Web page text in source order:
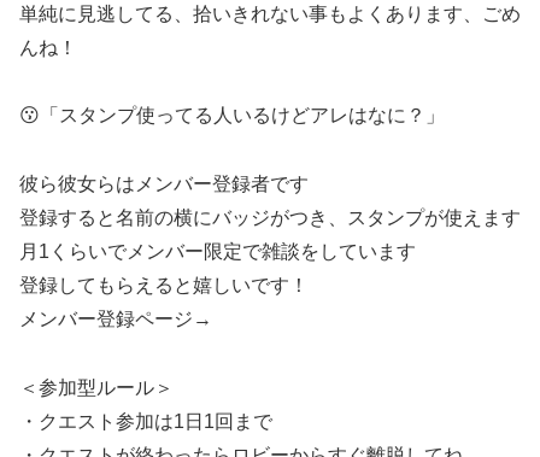
単純に見逃してる、拾いきれない事もよくあります、ごめ
んね！
😗「スタンプ使ってる人いるけどアレはなに？」
彼ら彼女らはメンバー登録者です
登録すると名前の横にバッジがつき、スタンプが使えます
月1くらいでメンバー限定で雑談をしています
登録してもらえると嬉しいです！
メンバー登録ページ→
＜参加型ルール＞
・クエスト参加は1日1回まで